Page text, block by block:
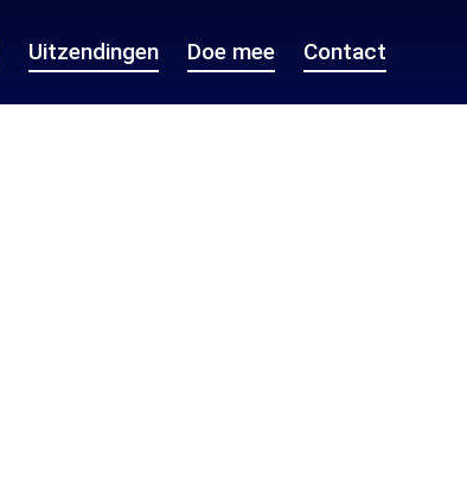
Uitzendingen Doe mee Contact